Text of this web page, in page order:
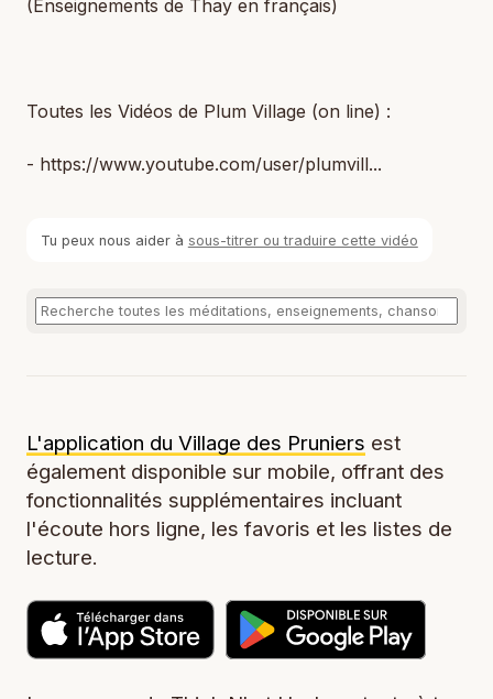
(Enseignements de Thay en français)
Toutes les Vidéos de Plum Village (on line) :
- https://www.youtube.com/user/plumvill...
Tu peux nous aider à sous-titrer ou traduire cette vidéo
L'application du Village des Pruniers est
également disponible sur mobile, offrant des
fonctionnalités supplémentaires incluant
l'écoute hors ligne, les favoris et les listes de
lecture.